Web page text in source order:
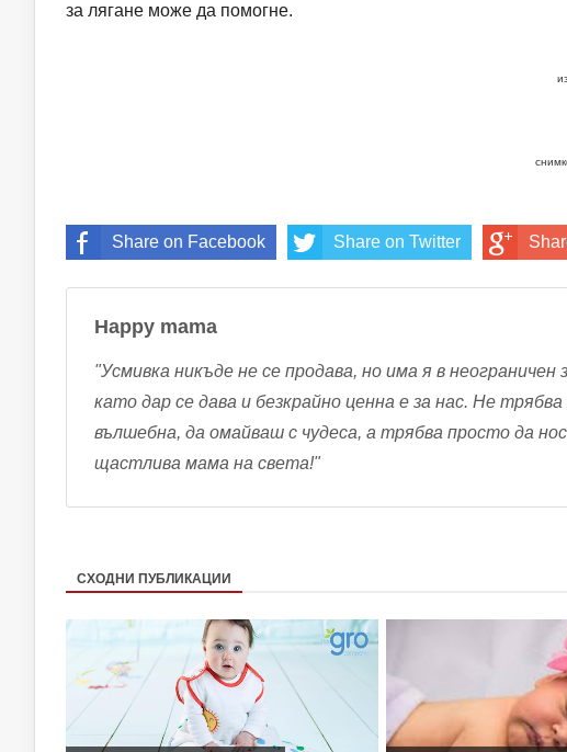
за лягане може да помогне.
Share on Facebook Share on Twitter
Happy mama
"Усмивка никъде не се продава, но има я в неограничен
като дар се дава и безкрайно ценна е за нас. Не
вълшебна, да омайваш с чудеса, а трябва просто да
щастлива мама на света!"
СХОДНИ ПУБЛИКАЦИИ